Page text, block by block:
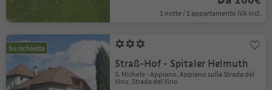
1 notte / 1 appartamento IVA incl.
Su richiesta
Straß-Hof - Spitaler Helmuth
S. Michele - Appiano, Appiano sulla Strada del
Vino, Strada del Vino